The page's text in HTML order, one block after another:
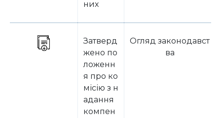
них
Затверд
жено по
ложенн
я про ко
місію з н
адання
компен
Огляд законодавст
ва